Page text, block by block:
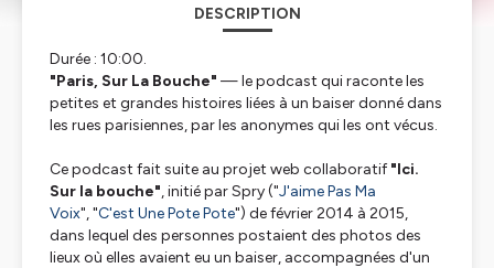
DESCRIPTION
Durée : 10:00.
"Paris, Sur La Bouche" — le podcast qui raconte les
petites et grandes histoires liées à un baiser donné dans
les rues parisiennes, par les anonymes qui les ont vécus.
Ce podcast fait suite au projet web collaboratif"Ici.
Sur la bouche", initié par Spry ("J'aime Pas Ma
Voix", "C'est Une Pote Pote") de février 2014 à 2015,
dans lequel des personnes postaient des photos des
lieux où elles avaient eu un baiser, accompagnées d'un